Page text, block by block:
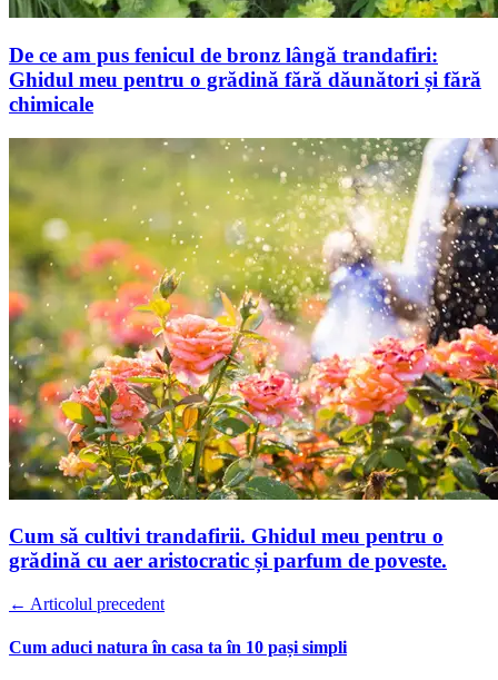
De ce am pus fenicul de bronz lângă trandafiri:
Ghidul meu pentru o grădină fără dăunători și fără
chimicale
Cum să cultivi trandafirii. Ghidul meu pentru o
grădină cu aer aristocratic și parfum de poveste.
← Articolul precedent
Cum aduci natura în casa ta în 10 pași simpli